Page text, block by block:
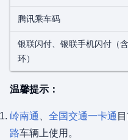
腾讯乘车码
银联闪付、银联手机闪付（
环）
温馨提示：
岭南通 全国交通一卡通
路车辆上使用。